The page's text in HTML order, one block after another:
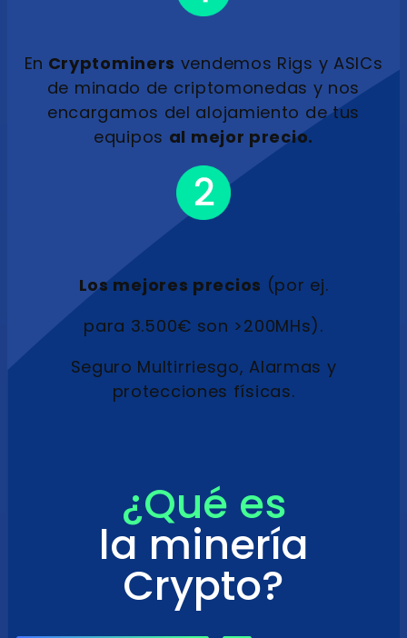
En Cryptominers vendemos Rigs y ASICs
de minado de criptomonedas y nos
encargamos del alojamiento de tus
equipos al mejor precio.
Los mejores precios (por ej.
para 3.500€ son >200MHs).
Seguro Multirriesgo, Alarmas y
protecciones físicas.
¿Qué es
la minería
Crypto?